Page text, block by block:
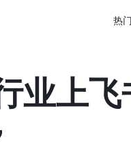
热
业上